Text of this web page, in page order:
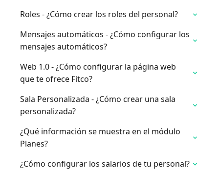
Roles - ¿Cómo crear los roles del personal?
Mensajes automáticos - ¿Cómo configurar los
mensajes automáticos?
Web 1.0 - ¿Cómo configurar la página web
que te ofrece Fitco?
Sala Personalizada - ¿Cómo crear una sala
personalizada?
¿Qué información se muestra en el módulo
Planes?
¿Cómo configurar los salarios de tu personal?